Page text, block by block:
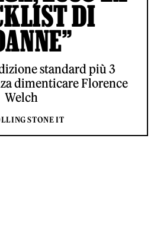
DI
standard più 3
dimenticare Florence
Welch
STONE IT